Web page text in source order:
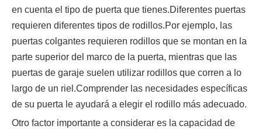
en cuenta el tipo de puerta que tienes.Diferentes puertas
requieren diferentes tipos de rodillos.Por ejemplo, las
puertas colgantes requieren rodillos que se montan en la
parte superior del marco de la puerta, mientras que las
puertas de garaje suelen utilizar rodillos que corren a lo
largo de un riel.Comprender las necesidades específicas
de su puerta le ayudará a elegir el rodillo más adecuado.
Otro factor importante a considerar es la capacidad de